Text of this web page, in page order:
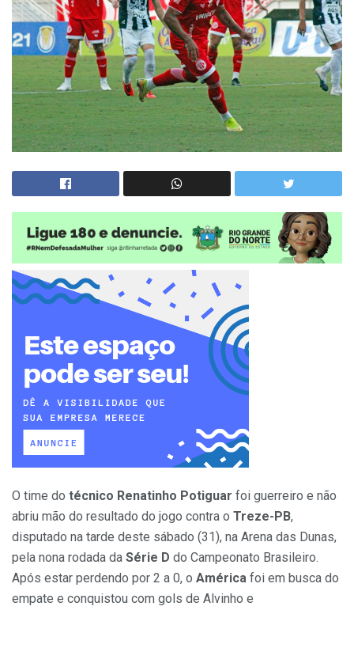
O time do técnico Renatinho Potiguar foi guerreiro e não
abriu mão do resultado do jogo contra o Treze-PB,
disputado na tarde deste sábado (31), na Arena das Dunas,
pela nona rodada da Série D do Campeonato Brasileiro.
Após estar perdendo por 2 a 0, o América foi em busca do
empate e conquistou com gols de Alvinho e